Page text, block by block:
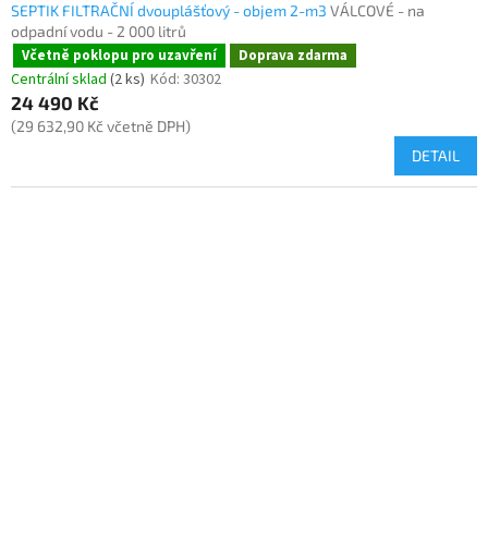
SEPTIK FILTRAČNÍ dvouplášťový - objem 2-m3 VÁLCOVÉ - na
odpadní vodu - 2 000 litrů
Včetně poklopu pro uzavření Doprava zdarma
Centrální sklad (2 ks) Kód: 30302
24 490 Kč
(29 632,90 Kč včetně DPH)
DETAIL